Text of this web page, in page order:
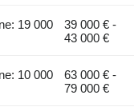
19 000
39 000 € -
43 000 €
10 000
63 000 € -
79 000 €